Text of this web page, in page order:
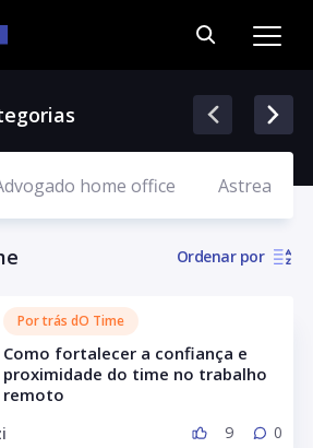
home office Astrea
Ordenar por
Por trás dO Time
Como fortalecer a confiança e
proximidade do time no trabalho
remoto
9 0